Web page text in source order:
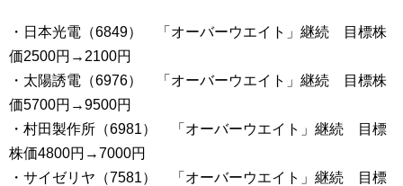
・日本光電（6849） 「オーバーウエイト」継続 目標株
価2500円→2100円
・太陽誘電（6976） 「オーバーウエイト」継続 目標株
価5700円→9500円
・村田製作所（6981） 「オーバーウエイト」継続 目標
株価4800円→7000円
・サイゼリヤ（7581） 「オーバーウエイト」継続 目標